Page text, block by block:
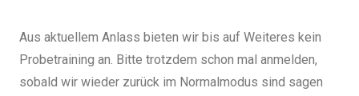
Aus aktuellem Anlass bieten wir bis auf Weiteres kein
Probetraining an. Bitte trotzdem schon mal anmelden,
sobald wir wieder zurück im Normalmodus sind sagen